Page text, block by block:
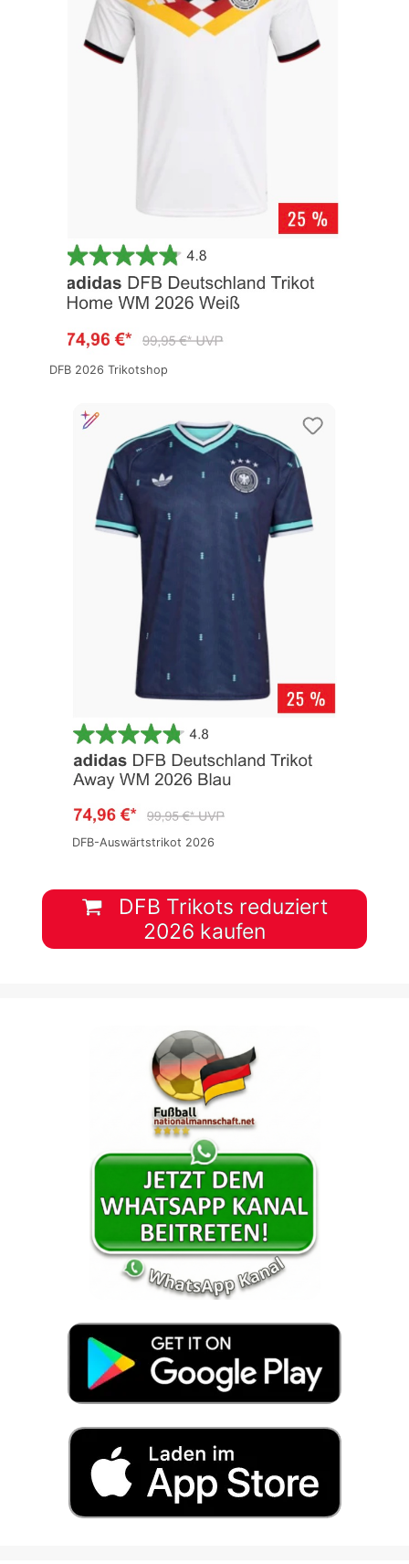
DFB 2026 Trikotshop
DFB-Auswärtstrikot 2026
DFB Trikots reduziert
2026 kaufen